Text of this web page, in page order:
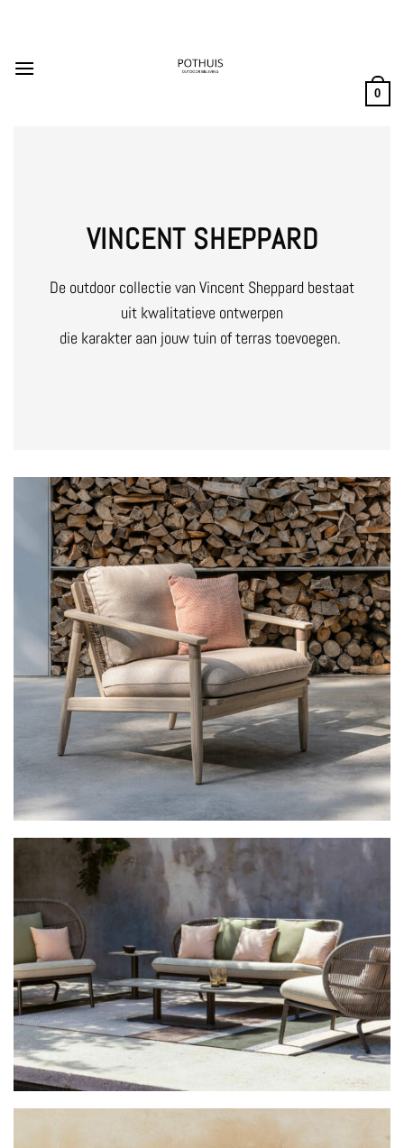
0
VINCENT SHEPPARD
De outdoor collectie van Vincent Sheppard bestaat
uit kwalitatieve ontwerpen
die karakter aan jouw tuin of terras toevoegen.